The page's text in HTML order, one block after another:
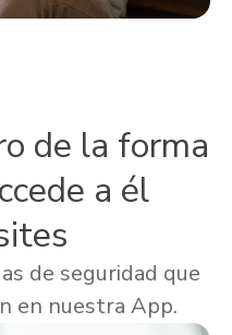
de la forma
a él
de seguridad que
en nuestra App.